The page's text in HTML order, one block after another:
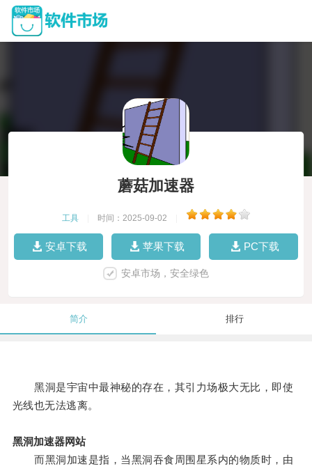
蘑菇加速器
工具 时间：2025-09-02
安卓下载 苹果下载 PC下载
安卓市场，安全绿色
简介 排行
黑洞是宇宙中最神秘的存在，其引力场极大无比，即使
光线也无法逃离。
黑洞加速器网站
而黑洞加速是指，当黑洞吞食周围星系内的物质时，由